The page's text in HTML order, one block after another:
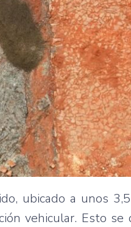
ubicado a unos
vehicular. Esto se